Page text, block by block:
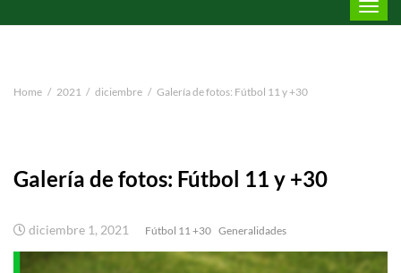
Toggle
Home 2021 diciembre Galería de fotos: Fútbol 11 y +30
Galería de fotos: Fútbol 11 y +30
diciembre 1, 2021 Fútbol 11 +30 Generalidades